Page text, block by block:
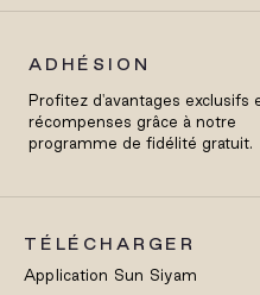
ADHÉSION
Profitez d'avantages exclusifs
récompenses grâce à notre
programme de fidélité gratuit.
TÉLÉCHARGER
Application Sun Siyam